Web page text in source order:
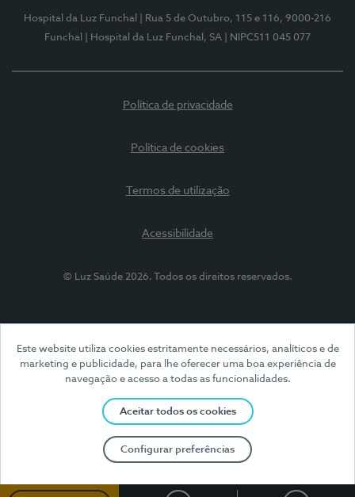
Este website utiliza cookies estritamente necessários, analíticos e de
marketing e publicidade, para lhe oferecer uma boa experiência de
navegação e acesso a todas as funcionalidades.
Aceitar todos os cookies
Configurar preferências
Hospital da Luz Funchal
| Rua 5 de Outubro, 115 e 116, 9000-216
Funchal
| Hospital da Luz Funchal, SA | NIPC511 045 077
Política de privacidade
Política de cookies
Termos de utilização
Acessibilidade
© Luz Saúde 2026. Todos os direitos reservados.